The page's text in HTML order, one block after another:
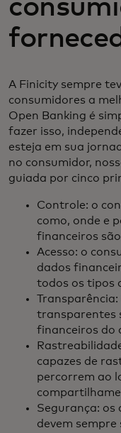
A Finicity sempre
consumidores a
Open Banking é
fazer isso,
esteja em sua
no consumidor,
guiada por cinco
Controle: o
como, onde e
financeiros
Acesso: o
dados
todos os tipos
transparentes
financeiros do
capazes de
percorrem ao
Segurança: os
devem